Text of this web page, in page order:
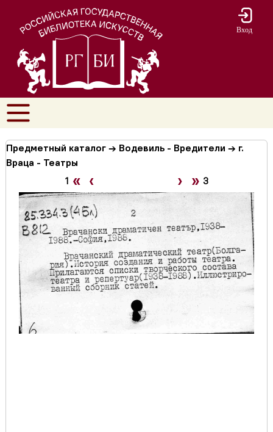
Вход
Предметный каталог → Водевиль - Вредители → г.
Враца - Театры
1 « ‹ › » 3